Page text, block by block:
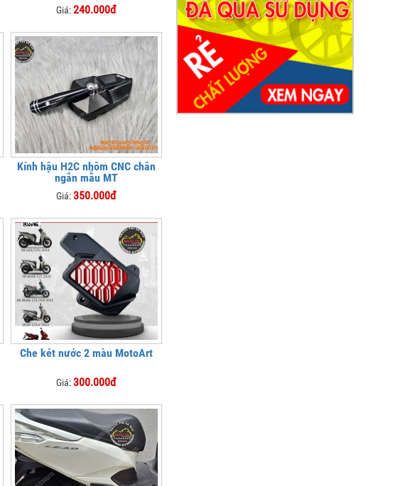
Giá:240.000đ
Kính hậu H2C nhôm CNC chân
ngắn mẫu MT
Giá:350.000đ
Che két nước 2 màu MotoArt
Giá:300.000đ